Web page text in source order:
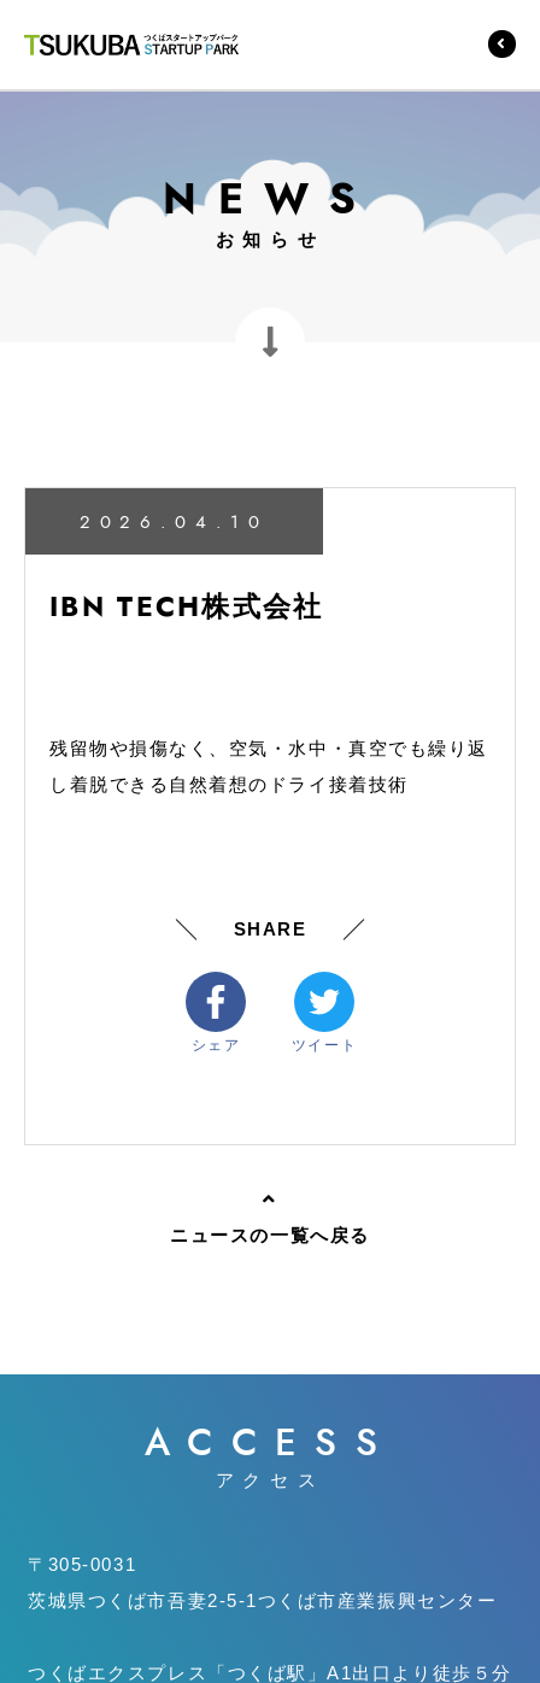
NEWS
お知らせ
2026.04.10
IBN TECH株式会社
残留物や損傷なく、空気・水中・真空でも繰り返
し着脱できる自然着想のドライ接着技術
SHARE
シェア ツイート
ニュースの一覧へ戻る
ACCESS
アクセス
〒305-0031
茨城県つくば市吾妻2-5-1つくば市産業振興センター
つくばエクスプレス「つくば駅」A1出口より徒歩５分